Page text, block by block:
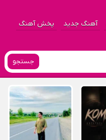
آهنگ جدید پخش آهنگ
جستجو